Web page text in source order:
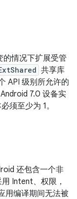
的情况下扩展受管
共享库
API 级别所允许的
7.0 设备实
须至少为 1。
还包含一个非
Intent、权限，
用编译期间无法被